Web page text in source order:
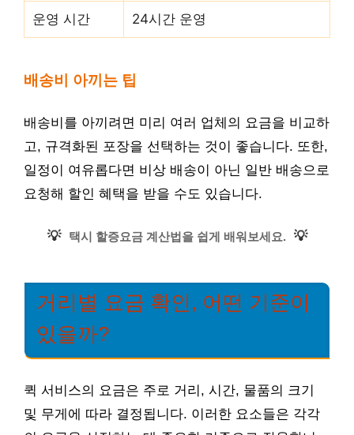
운영 시간 24시간 운영
배송비 아끼는 팁
배송비를 아끼려면 미리 여러 업체의 요금을 비교하
고, 규격화된 포장을 선택하는 것이 좋습니다. 또한,
일정이 여유롭다면 비상 배송이 아닌 일반 배송으로
요청해 할인 혜택을 받을 수도 있습니다.
💡 택시 할증요금 계산법을 쉽게 배워보세요. 💡
거리별 요금 확인, 어떤 기준이
있을까?
퀵 서비스의 요금은 주로 거리, 시간, 물품의 크기
및 무게에 따라 결정됩니다. 이러한 요소들은 각각